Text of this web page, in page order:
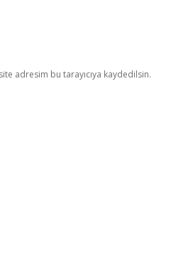
adresim bu tarayıcıya kaydedilsin.